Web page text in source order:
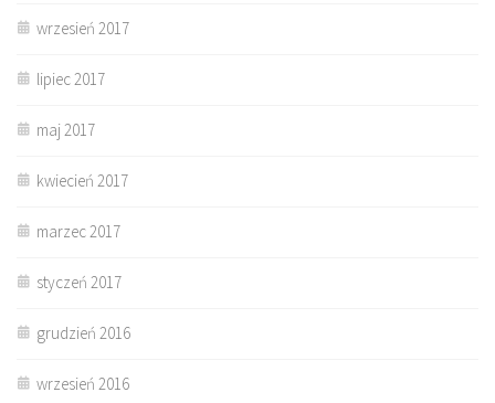
wrzesień 2017
lipiec 2017
maj 2017
kwiecień 2017
marzec 2017
styczeń 2017
grudzień 2016
wrzesień 2016